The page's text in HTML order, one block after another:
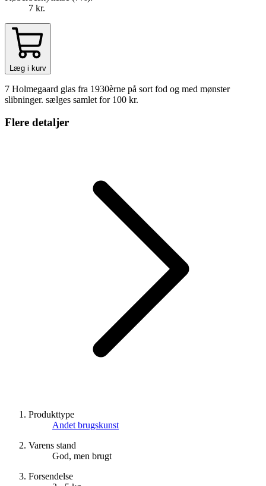
7 kr.
Læg i kurv
7 Holmegaard glas fra 1930èrne på sort fod og med mønster
slibninger. sælges samlet for 100 kr.
Flere detaljer
Produkttype
Andet brugskunst
Varens stand
God, men brugt
Forsendelse